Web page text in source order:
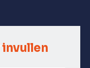
invullen